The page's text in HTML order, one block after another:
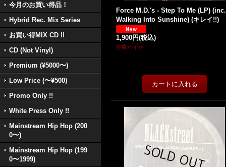
今月のお買い得品！
Hybrid Rec. Mix Series
お買い得MIX CD !!
CD (Not Vinyl)
Premium (¥5000〜)
Low Price (〜¥500)
Promo Only !!
White Press Only !!
Mainstream Hip Hop (200
0〜)
Mainstream Hip Hop (199
0〜1999)
Force M.D.'s - Step To Me (LP) (inc.
Walking Into Sunshine) (キレイ!!)
1,900円(税込)
在庫わずか